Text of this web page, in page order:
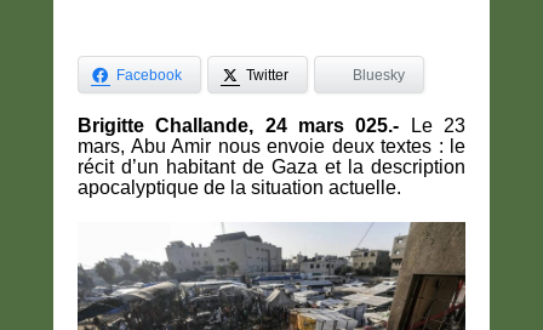
Facebook Twitter Bluesky
Brigitte Challande, 24 mars 025.-
Le 23
mars, Abu Amir nous envoie deux textes : le
récit d’un habitant de Gaza et la description
apocalyptique de la situation actuelle.